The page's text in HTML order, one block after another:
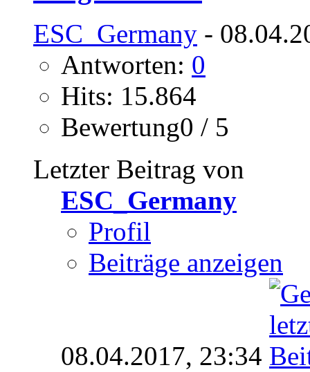
ESC_Germany -
Antworten: 0
Hits: 15.864
Bewertung0 / 5
Letzter Beitrag von
ESC_Germany
Profil
Beiträge anzeigen
08.04.2017, 23:34